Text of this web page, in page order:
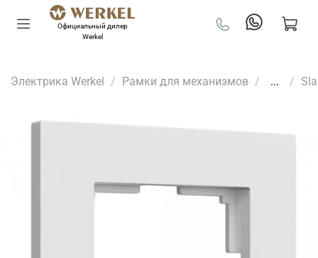
Официальный дилер
Werkel
Электрика Werkel Рамки для механизмов ...